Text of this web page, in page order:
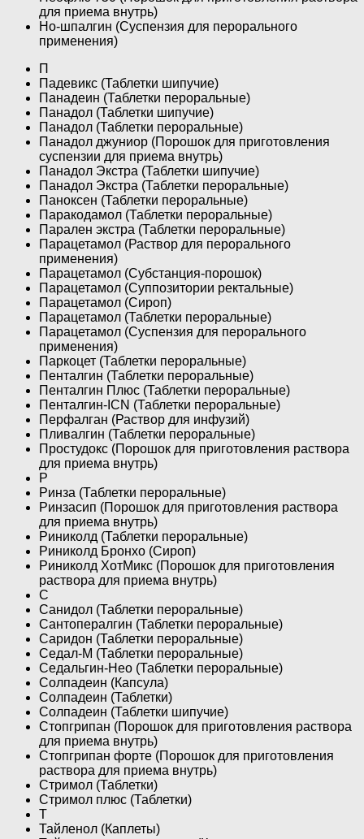
для приема внутрь)
Но-шпалгин (Суспензия для перорального
применения)
П
Падевикс (Таблетки шипучие)
Панадеин (Таблетки пероральные)
Панадол (Таблетки шипучие)
Панадол (Таблетки пероральные)
Панадол джуниор (Порошок для приготовления
суспензии для приема внутрь)
Панадол Экстра (Таблетки шипучие)
Панадол Экстра (Таблетки пероральные)
Паноксен (Таблетки пероральные)
Паракодамол (Таблетки пероральные)
Парален экстра (Таблетки пероральные)
Парацетамол (Раствор для перорального
применения)
Парацетамол (Субстанция-порошок)
Парацетамол (Суппозитории ректальные)
Парацетамол (Сироп)
Парацетамол (Таблетки пероральные)
Парацетамол (Суспензия для перорального
применения)
Паркоцет (Таблетки пероральные)
Пенталгин (Таблетки пероральные)
Пенталгин Плюс (Таблетки пероральные)
Пенталгин-ICN (Таблетки пероральные)
Перфалган (Раствор для инфузий)
Пливалгин (Таблетки пероральные)
Простудокс (Порошок для приготовления раствора
для приема внутрь)
Р
Ринза (Таблетки пероральные)
Ринзасип (Порошок для приготовления раствора
для приема внутрь)
Риниколд (Таблетки пероральные)
Риниколд Бронхо (Сироп)
Риниколд ХотМикс (Порошок для приготовления
раствора для приема внутрь)
С
Санидол (Таблетки пероральные)
Сантопералгин (Таблетки пероральные)
Саридон (Таблетки пероральные)
Седал-М (Таблетки пероральные)
Седальгин-Нео (Таблетки пероральные)
Солпадеин (Капсула)
Солпадеин (Таблетки)
Солпадеин (Таблетки шипучие)
Стопгрипан (Порошок для приготовления раствора
для приема внутрь)
Стопгрипан форте (Порошок для приготовления
раствора для приема внутрь)
Стримол (Таблетки)
Стримол плюс (Таблетки)
Т
Тайленол (Каплеты)